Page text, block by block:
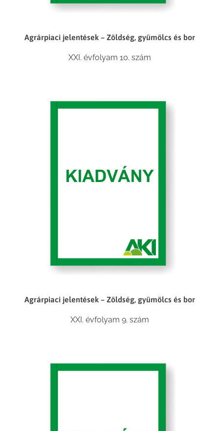
Agrárpiaci jelentések – Zöldség, gyümölcs és bor
XXI. évfolyam 10. szám
Agrárpiaci jelentések – Zöldség, gyümölcs és bor
XXI. évfolyam 9. szám